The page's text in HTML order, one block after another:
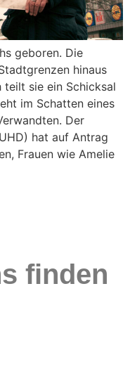
geboren. Die
hinaus
sie ein Schicksal
im Schatten eines
Der
hat auf Antrag
Frauen wie Amelie
finden